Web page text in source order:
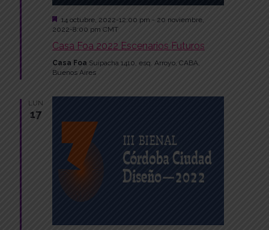
Featured
14 octubre, 2022-12:00 pm - 20 noviembre,
2022-8:00 pm CMT
Casa Foa 2022 Escenarios Futuros
Casa Foa Suipacha 1410, esq. Arroyo, CABA,
Buenos Aires
LUN
17